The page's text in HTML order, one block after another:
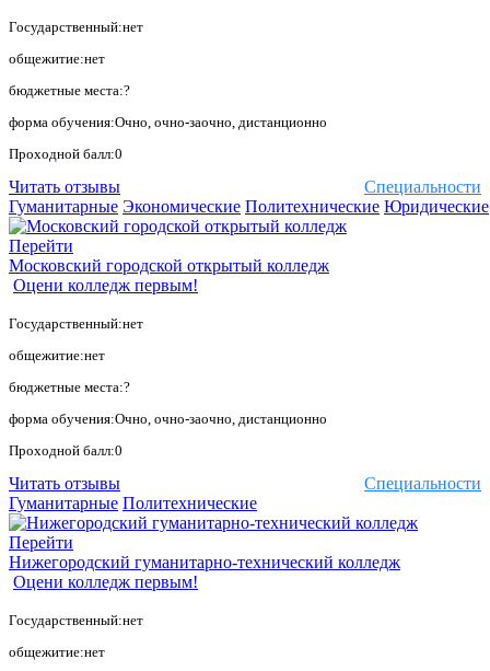
Государственный:нет
общежитие:нет
бюджетные места:?
форма обучения:Очно, очно-заочно, дистанционно
Проходной балл:0
Специальности
Читать отзывы
Гуманитарные Экономические Политехнические Юридические
Перейти
Московский городской открытый колледж
Оцени колледж первым!
Государственный:нет
общежитие:нет
бюджетные места:?
форма обучения:Очно, очно-заочно, дистанционно
Проходной балл:0
Специальности
Читать отзывы
Гуманитарные Политехнические
Перейти
Нижегородский гуманитарно-технический колледж
Оцени колледж первым!
Государственный:нет
общежитие:нет